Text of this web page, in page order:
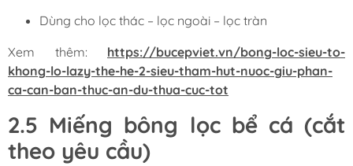
Dùng cho lọc thác – lọc ngoài – lọc tràn
Xem thêm: https://bucepviet.vn/bong-loc-sieu-to-
khong-lo-lazy-the-he-2-sieu-tham-hut-nuoc-giu-phan-
ca-can-ban-thuc-an-du-thua-cuc-tot
2.5 Miếng bông lọc bể cá (cắt
theo yêu cầu)